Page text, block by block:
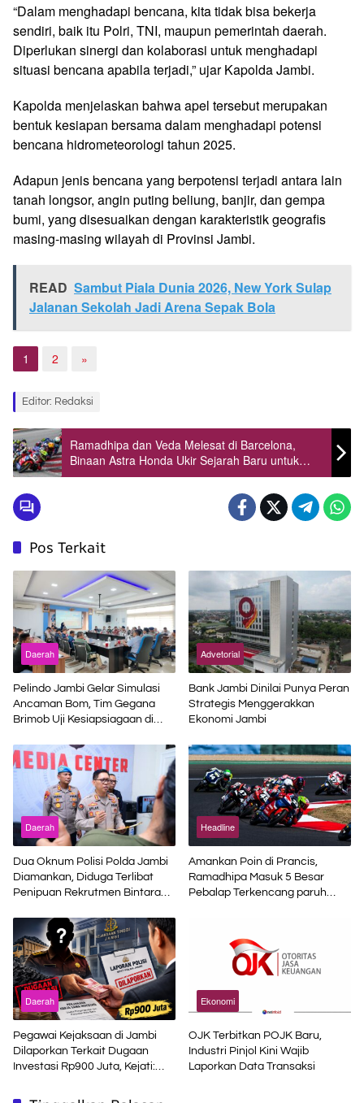
“Dalam menghadapi bencana, kita tidak bisa bekerja
sendiri, baik itu Polri, TNI, maupun pemerintah daerah.
Diperlukan sinergi dan kolaborasi untuk menghadapi
situasi bencana apabila terjadi,” ujar Kapolda Jambi.
Kapolda menjelaskan bahwa apel tersebut merupakan
bentuk kesiapan bersama dalam menghadapi potensi
bencana hidrometeorologi tahun 2025.
Adapun jenis bencana yang berpotensi terjadi antara lain
tanah longsor, angin puting beliung, banjir, dan gempa
bumi, yang disesuaikan dengan karakteristik geografis
masing-masing wilayah di Provinsi Jambi.
READ Sambut Piala Dunia 2026, New York Sulap
Jalanan Sekolah Jadi Arena Sepak Bola
1 2 »
Editor: Redaksi
Ramadhipa dan Veda Melesat di Barcelona,
Binaan Astra Honda Ukir Sejarah Baru untuk
Indonesia
Pos Terkait
Daerah
Pelindo Jambi Gelar Simulasi
Ancaman Bom, Tim Gegana
Brimob Uji Kesiapsiagaan di
Advetorial
Bank Jambi Dinilai Punya Peran
Strategis Menggerakkan
Ekonomi Jambi
Daerah
Dua Oknum Polisi Polda Jambi
Diamankan, Diduga Terlibat
Penipuan Rekrutmen Bintara
Headline
Amankan Poin di Prancis,
Ramadhipa Masuk 5 Besar
Pebalap Terkencang paruh
Daerah
Pegawai Kejaksaan di Jambi
Dilaporkan Terkait Dugaan
Investasi Rp900 Juta, Kejati:
Ekonomi
OJK Terbitkan POJK Baru,
Industri Pinjol Kini Wajib
Laporkan Data Transaksi